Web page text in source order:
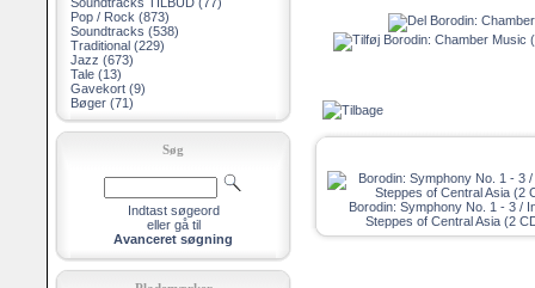
Pop / Rock (873)
Soundtracks (538)
Traditional (229)
Jazz (673)
Tale (13)
Gavekort (9)
Bøger (71)
Søg
Indtast søgeord
eller gå til
Avanceret søgning
Borodin: Symphony No. 1 - 3 /
Steppes of Central Asia (2